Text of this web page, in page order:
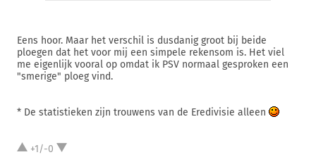
Eens hoor. Maar het verschil is dusdanig groot bij beide
ploegen dat het voor mij een simpele rekensom is. Het viel
me eigenlijk vooral op omdat ik PSV normaal gesproken een
"smerige" ploeg vind.
* De statistieken zijn trouwens van de Eredivisie alleen
+1/-0